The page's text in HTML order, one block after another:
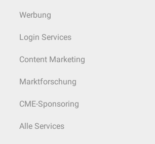
Werbung
Login Services
Content Marketing
Marktforschung
CME-Sponsoring
Alle Services